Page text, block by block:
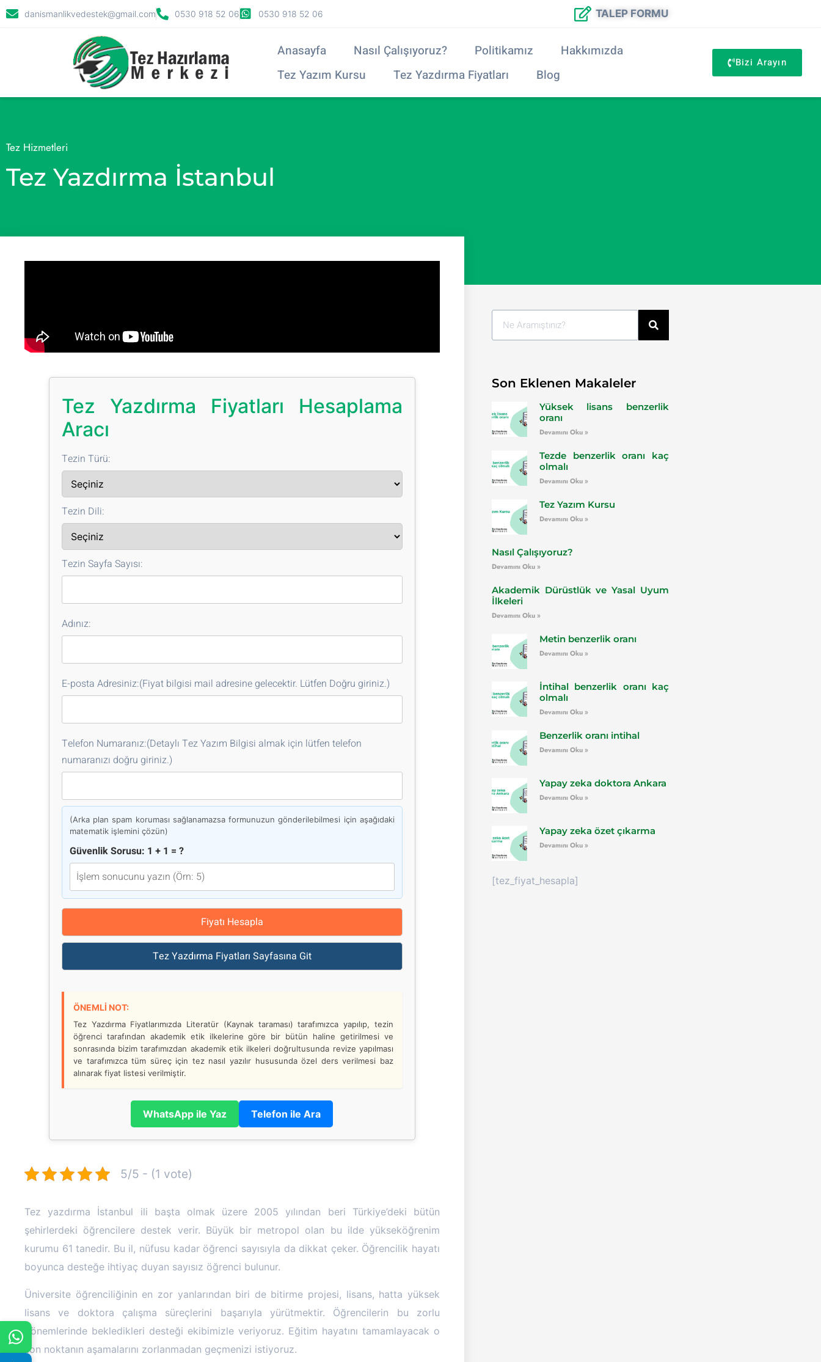
danismanlikvedestek@gmail.com 0530 918 52 06 0530 918 52 06 TALEP FORMU
Anasayfa Nasıl Çalışıyoruz? Politikamız
Hakkımızda
Tez Yazım Kursu
Tez Yazdırma Fiyatları Blog
Bizi Arayın
Tez Hizmetleri
Tez Yazdırma İstanbul
Tez Yazdırma Fiyatları Hesaplama
Aracı
Tezin Türü:
Tezin Dili:
Tezin Sayfa Sayısı:
Adınız:
E-posta Adresiniz:(Fiyat bilgisi mail adresine gelecektir. Lütfen Doğru giriniz.)
Telefon Numaranız:(Detaylı Tez Yazım Bilgisi almak için lütfen telefon
numaranızı doğru giriniz.)
(Arka plan spam koruması sağlanamazsa formunuzun gönderilebilmesi için aşağıdaki
matematik işlemini çözün)
Güvenlik Sorusu: 1 + 1 = ?
Fiyatı Hesapla
Tez Yazdırma Fiyatları Sayfasına Git
ÖNEMLİ NOT:
Tez Yazdırma Fiyatlarımızda Literatür (Kaynak taraması) tarafımızca yapılıp, tezin
öğrenci tarafından akademik etik ilkelerine göre bir bütün haline getirilmesi ve
sonrasında bizim tarafımızdan akademik etik ilkeleri doğrultusunda revize yapılması
ve tarafımızca tüm süreç için tez nasıl yazılır hususunda özel ders verilmesi baz
alınarak fiyat listesi verilmiştir.
WhatsApp ile Yaz Telefon ile Ara
5/5 - (1 vote)
Tez yazdırma İstanbul ili başta olmak üzere 2005 yılından beri Türkiye’deki bütün
şehirlerdeki öğrencilere destek verir. Büyük bir metropol olan bu ilde yükseköğrenim
kurumu 61 tanedir. Bu il, nüfusu kadar öğrenci sayısıyla da dikkat çeker. Öğrencilik hayatı
boyunca desteğe ihtiyaç duyan sayısız öğrenci bulunur.
Üniversite öğrenciliğinin en zor yanlarından biri de bitirme projesi, lisans, hatta yüksek
lisans ve doktora çalışma süreçlerini başarıyla yürütmektir. Öğrencilerin bu zorlu
dönemlerinde bekledikleri desteği ekibimizle veriyoruz. Eğitim hayatını tamamlayacak o
son noktanın aşamalarını zorlanmadan geçmenizi istiyoruz.
Son Eklenen Makaleler
Yüksek lisans benzerlik
oranı
Devamını Oku »
Tezde benzerlik oranı kaç
olmalı
Devamını Oku »
Tez Yazım Kursu
Devamını Oku »
Nasıl Çalışıyoruz?
Devamını Oku »
Akademik Dürüstlük ve Yasal Uyum
İlkeleri
Devamını Oku »
Metin benzerlik oranı
Devamını Oku »
İntihal benzerlik oranı kaç
olmalı
Devamını Oku »
Benzerlik oranı intihal
Devamını Oku »
Yapay zeka doktora Ankara
Devamını Oku »
Yapay zeka özet çıkarma
Devamını Oku »
[tez_fiyat_hesapla]